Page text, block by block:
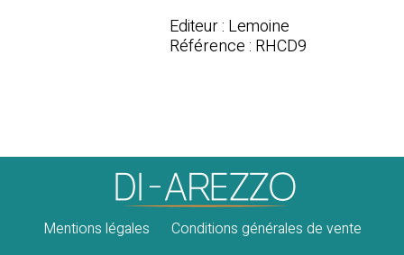
Editeur : Lemoine
Référence : RHCD9
Mentions légales Conditions générales de vente